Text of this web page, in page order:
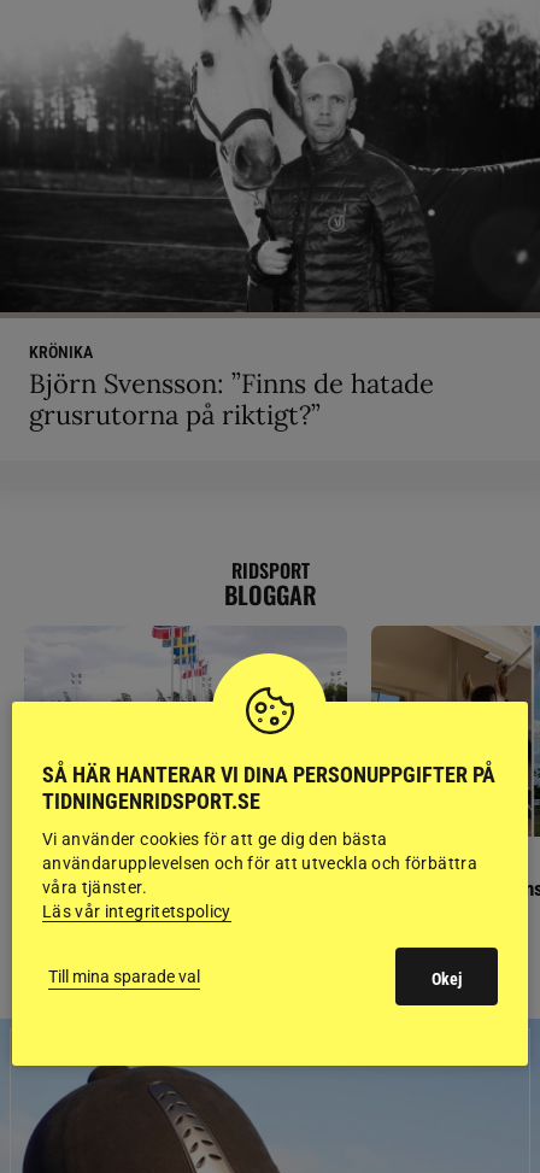
KRÖNIKA
Björn Svensson: ”Finns de hatade
grusrutorna på riktigt?”
RIDSPORT
BLOGGAR
GÄSTBLOGGEN
Finaldag med jubileumsutställning
GÄSTBLOGGEN
Så gick det på
SÅ HÄR HANTERAR VI DINA PERSONUPPGIFTER PÅ
TIDNINGENRIDSPORT.SE
Vi använder cookies för att ge dig den bästa
användarupplevelsen och för att utveckla och förbättra
våra tjänster.
Läs vår integritetspolicy
Till mina sparade val Okej